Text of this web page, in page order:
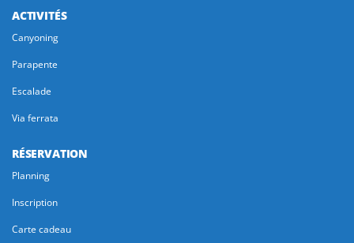
ACTIVITÉS
Canyoning
Parapente
Escalade
Via ferrata
RÉSERVATION
Planning
Inscription
Carte cadeau